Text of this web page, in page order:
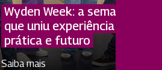
Wyden Week: a semana
que uniu experiência
prática e futuro
Saiba mais